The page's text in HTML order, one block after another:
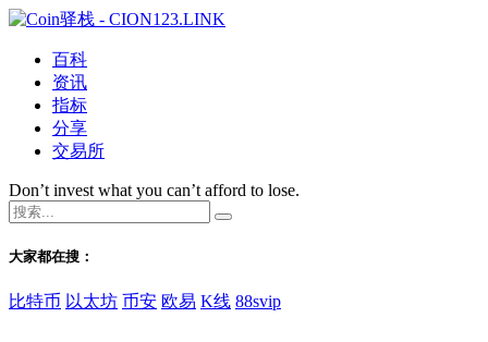
百科
资讯
指标
分享
交易所
Don’t invest what you can’t afford to lose.
大家都在搜：
比特币 以太坊 币安 欧易 K线 88svip